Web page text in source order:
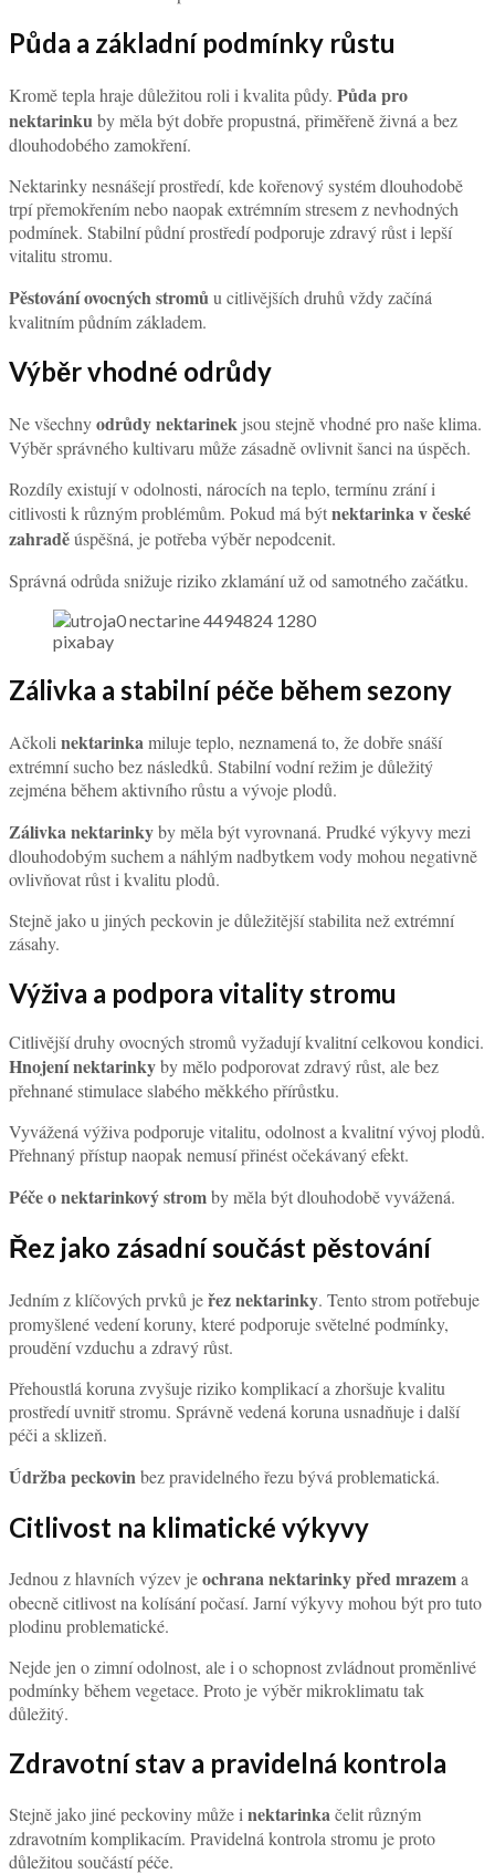
Půda a základní podmínky růstu
Kromě tepla hraje důležitou roli i kvalita půdy. Půda pro
nektarinkuby měla být dobře propustná, přiměřeně živná a bez
dlouhodobého zamokření.
Nektarinky nesnášejí prostředí, kde kořenový systém dlouhodobě
trpí přemokřením nebo naopak extrémním stresem z nevhodných
podmínek. Stabilní půdní prostředí podporuje zdravý růst i lepší
vitalitu stromu.
Pěstování ovocných stromůu citlivějších druhů vždy začíná
kvalitním půdním základem.
Výběr vhodné odrůdy
Ne všechnyodrůdy nektarinek jsou stejně vhodné pro naše klima.
Výběr správného kultivaru může zásadně ovlivnit šanci na úspěch.
Rozdíly existují v odolnosti, nárocích na teplo, termínu zrání i
citlivosti k různým problémům. Pokud má býtnektarinka v české
zahraděúspěšná, je potřeba výběr nepodcenit.
Správná odrůda snižuje riziko zklamání už od samotného začátku.
pixabay
Zálivka a stabilní péče během sezony
Ačkoli nektarinkamiluje teplo, neznamená to, že dobře snáší
extrémní sucho bez následků. Stabilní vodní režim je důležitý
zejména během aktivního růstu a vývoje plodů.
Zálivka nektarinkyby měla být vyrovnaná. Prudké výkyvy mezi
dlouhodobým suchem a náhlým nadbytkem vody mohou negativně
ovlivňovat růst i kvalitu plodů.
Stejně jako u jiných peckovin je důležitější stabilita než extrémní
zásahy.
Výživa a podpora vitality stromu
Citlivější druhy ovocných stromů vyžadují kvalitní celkovou kondici.
Hnojení nektarinkyby mělo podporovat zdravý růst, ale bez
přehnané stimulace slabého měkkého přírůstku.
Vyvážená výživa podporuje vitalitu, odolnost a kvalitní vývoj plodů.
Přehnaný přístup naopak nemusí přinést očekávaný efekt.
Péče o nektarinkový stromby měla být dlouhodobě vyvážená.
Řez jako zásadní součást pěstování
Jedním z klíčových prvků jeřez nektarinky. Tento strom potřebuje
promyšlené vedení koruny, které podporuje světelné podmínky,
proudění vzduchu a zdravý růst.
Přehoustlá koruna zvyšuje riziko komplikací a zhoršuje kvalitu
prostředí uvnitř stromu. Správně vedená koruna usnadňuje i další
péči a sklizeň.
Údržba peckovinbez pravidelného řezu bývá problematická.
Citlivost na klimatické výkyvy
Jednou z hlavních výzev jeochrana nektarinky před mrazema
obecně citlivost na kolísání počasí. Jarní výkyvy mohou být pro tuto
plodinu problematické.
Nejde jen o zimní odolnost, ale i o schopnost zvládnout proměnlivé
podmínky během vegetace. Proto je výběr mikroklimatu tak
důležitý.
Zdravotní stav a pravidelná kontrola
Stejně jako jiné peckoviny může i nektarinkačelit různým
zdravotním komplikacím. Pravidelná kontrola stromu je proto
důležitou součástí péče.